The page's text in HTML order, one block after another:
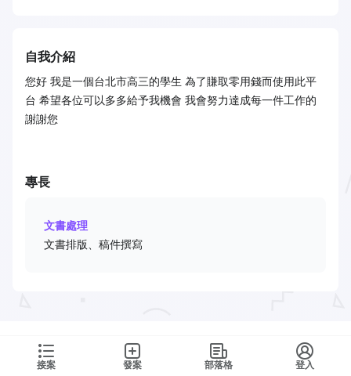
接案 發案 部落格 登入
自我介紹
您好 我是一個台北市高三的學生 為了賺取零用錢而使用此平
台 希望各位可以多多給予我機會 我會努力達成每一件工作的
謝謝您
專長
文書處理
文書排版、稿件撰寫